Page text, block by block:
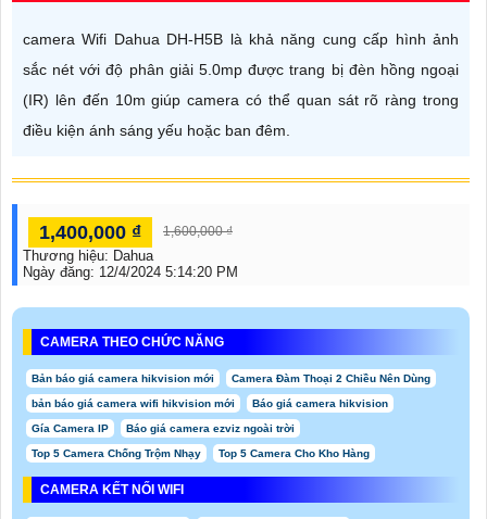
camera Wifi Dahua DH-H5B là khả năng cung cấp hình ảnh
sắc nét với độ phân giải 5.0mp được trang bị đèn hồng ngoại
(IR) lên đến 10m giúp camera có thể quan sát rõ ràng trong
điều kiện ánh sáng yếu hoặc ban đêm.
1,400,000 ₫ 1,600,000 ₫
Thương hiệu: Dahua
Ngày đăng: 12/4/2024 5:14:20 PM
CAMERA THEO CHỨC NĂNG
Bản báo giá camera hikvision mới Camera Đàm Thoại 2 Chiều Nên Dùng
bản báo giá camera wifi hikvision mới Báo giá camera hikvision
Gía Camera IP Báo giá camera ezviz ngoài trời
Top 5 Camera Chống Trộm Nhạy Top 5 Camera Cho Kho Hàng
CAMERA KẾT NỐI WIFI